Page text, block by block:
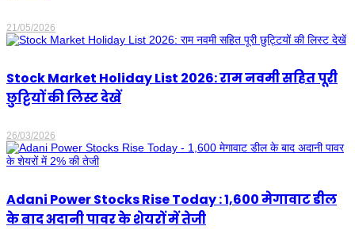
21/05/2026
Stock Market Holiday List 2026: राम नवमी सहित पूरी
छुट्टियों की लिस्ट देखें
26/03/2026
Adani Power Stocks Rise Today : 1,600 मेगावाट डील
के बाद अदानी पावर के शेयरों में तेजी